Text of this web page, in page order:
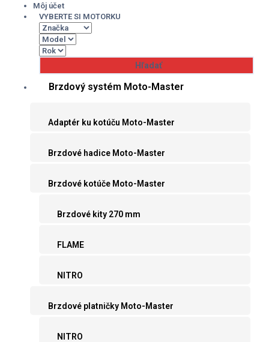
Môj účet
VYBERTE SI MOTORKU
Brzdový systém Moto-Master
Adaptér ku kotúču Moto-Master
Brzdové hadice Moto-Master
Brzdové kotúče Moto-Master
Brzdové kity 270 mm
FLAME
NITRO
Brzdové platničky Moto-Master
NITRO